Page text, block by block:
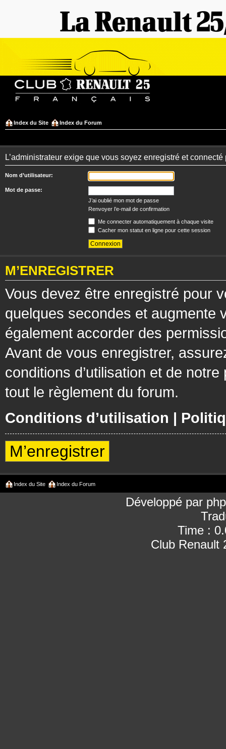
Index du Site Index du Forum
L’administrateur exige que vous soyez enregistré et
Nom d’utilisateur:
Mot de passe:
J’ai oublié mon mot de passe
Renvoyer l’e-mail de confirmation
Me connecter automatiquement à chaque visite
Cacher mon statut en ligne pour cette session
M’ENREGISTRER
Vous devez être enregistré pour
quelques secondes et augmente
également accorder des
Avant de vous enregistrer,
conditions d’utilisation et de
tout le règlement du forum.
Conditions d’utilisation |
M’enregistrer
Index du Site Index du Forum
Développé par
Time :
Club Renault